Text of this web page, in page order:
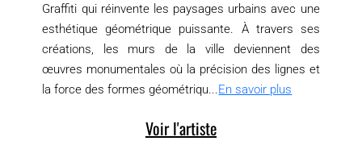
Graffiti qui réinvente les paysages urbains avec une
esthétique géométrique puissante. À travers ses
créations, les murs de la ville deviennent des
œuvres monumentales où la précision des lignes et
la force des formes géométriqu...En savoir plus
Voir l'artiste